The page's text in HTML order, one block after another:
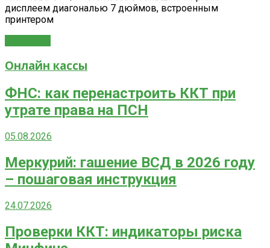
дисплеем диагональю 7 дюймов, встроенным
принтером
Онлайн кассы
ФНС: как перенастроить ККТ при
утрате права на ПСН
05.08.2026
Меркурий: гашение ВСД в 2026 году
– пошаговая инструкция
24.07.2026
Проверки ККТ: индикаторы риска